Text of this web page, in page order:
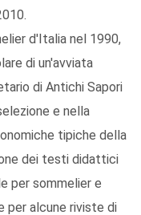
d'Italia nel 1990,
di un'avviata
di Antichi Sapori
e nella
tipiche della
dei testi didattici
per sommelier e
per alcune riviste di